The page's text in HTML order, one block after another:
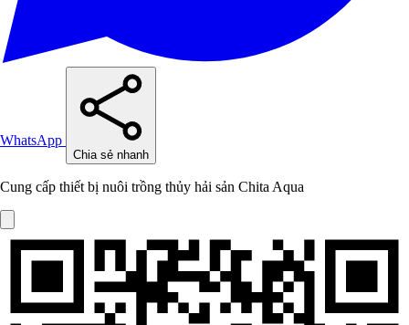
WhatsApp
Chia sẻ nhanh
Cung cấp thiết bị nuôi trồng thủy hải sản Chita Aqua